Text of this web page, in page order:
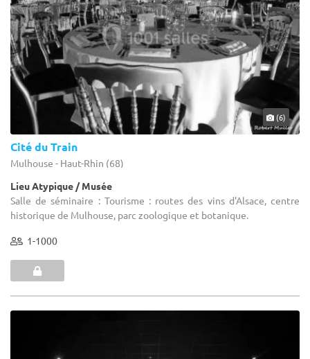
(6)
Cité du Train
Mulhouse - Haut-Rhin (68)
Lieu Atypique / Musée
Salle de séminaire : Tourisme : routes des vins d'Alsace, centre
historique de Mulhouse, parc zoologique et botanique.
1-1000